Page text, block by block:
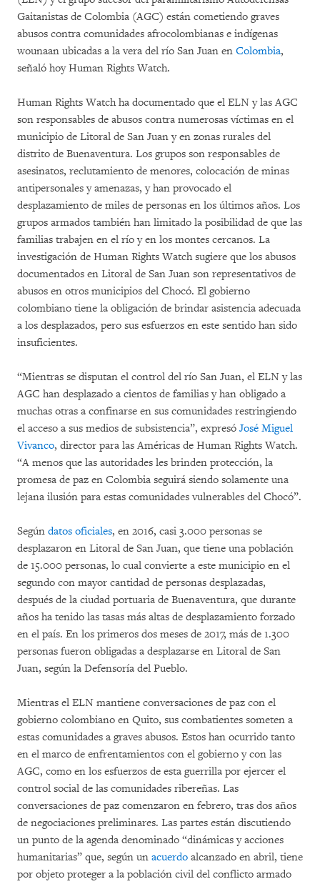
Gaitanistas de Colombia (AGC) están cometiendo graves
abusos contra comunidades afrocolombianas e indígenas
wounaan ubicadas a la vera del río San Juan en Colombia,
señaló hoy Human Rights Watch.
Human Rights Watch ha documentado que el ELN y las AGC
son responsables de abusos contra numerosas víctimas en el
municipio de Litoral de San Juan y en zonas rurales del
distrito de Buenaventura. Los grupos son responsables de
asesinatos, reclutamiento de menores, colocación de minas
antipersonales y amenazas, y han provocado el
desplazamiento de miles de personas en los últimos años. Los
grupos armados también han limitado la posibilidad de que las
familias trabajen en el río y en los montes cercanos. La
investigación de Human Rights Watch sugiere que los abusos
documentados en Litoral de San Juan son representativos de
abusos en otros municipios del Chocó. El gobierno
colombiano tiene la obligación de brindar asistencia adecuada
a los desplazados, pero sus esfuerzos en este sentido han sido
insuficientes.
“Mientras se disputan el control del río San Juan, el ELN y las
AGC han desplazado a cientos de familias y han obligado a
muchas otras a confinarse en sus comunidades restringiendo
el acceso a sus medios de subsistencia”, expresó José Miguel
Vivanco, director para las Américas de Human Rights Watch.
“A menos que las autoridades les brinden protección, la
promesa de paz en Colombia seguirá siendo solamente una
lejana ilusión para estas comunidades vulnerables del Chocó”.
Según datos oficiales, en 2016, casi 3.000 personas se
desplazaron en Litoral de San Juan, que tiene una población
de 15.000 personas, lo cual convierte a este municipio en el
segundo con mayor cantidad de personas desplazadas,
después de la ciudad portuaria de Buenaventura, que durante
años ha tenido las tasas más altas de desplazamiento forzado
en el país. En los primeros dos meses de 2017, más de 1.300
personas fueron obligadas a desplazarse en Litoral de San
Juan, según la Defensoría del Pueblo.
Mientras el ELN mantiene conversaciones de paz con el
gobierno colombiano en Quito, sus combatientes someten a
estas comunidades a graves abusos. Estos han ocurrido tanto
en el marco de enfrentamientos con el gobierno y con las
AGC, como en los esfuerzos de esta guerrilla por ejercer el
control social de las comunidades ribereñas. Las
conversaciones de paz comenzaron en febrero, tras dos años
de negociaciones preliminares. Las partes están discutiendo
un punto de la agenda denominado “dinámicas y acciones
humanitarias” que, según un acuerdo alcanzado en abril, tiene
por objeto proteger a la población civil del conflicto armado